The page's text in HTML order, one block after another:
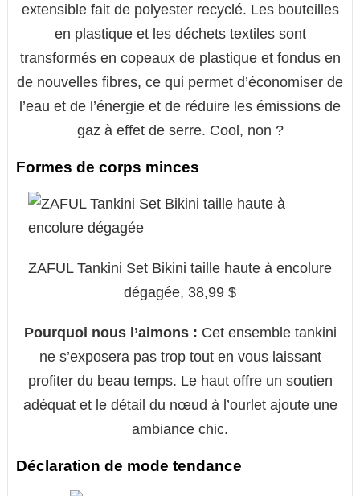
extensible fait de polyester recyclé. Les bouteilles
en plastique et les déchets textiles sont
transformés en copeaux de plastique et fondus en
de nouvelles fibres, ce qui permet d’économiser de
l’eau et de l’énergie et de réduire les émissions de
gaz à effet de serre. Cool, non ?
Formes de corps minces
ZAFUL Tankini Set Bikini taille haute à encolure
dégagée, 38,99 $
Pourquoi nous l’aimons : Cet ensemble tankini
ne s’exposera pas trop tout en vous laissant
profiter du beau temps. Le haut offre un soutien
adéquat et le détail du nœud à l’ourlet ajoute une
ambiance chic.
Déclaration de mode tendance